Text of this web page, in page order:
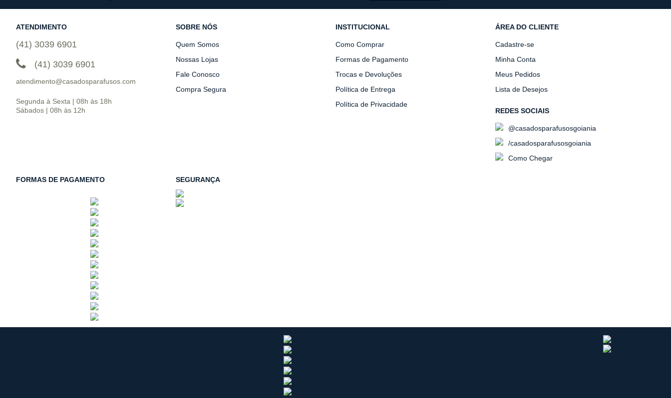
ATENDIMENTO
(41) 3039 6901
(41) 3039 6901
atendimento@casadosparafusos.com
Segunda à Sexta | 08h às 18h
Sábados | 08h às 12h
SOBRE NÓS
Quem Somos
Nossas Lojas
Fale Conosco
Compra Segura
INSTITUCIONAL
Como Comprar
Formas de Pagamento
Trocas e Devoluções
Política de Entrega
Política de Privacidade
ÁREA DO CLIENTE
Cadastre-se
Minha Conta
Meus Pedidos
Lista de Desejos
REDES SOCIAIS
@casadosparafusosgoiania
/casadosparafusosgoiania
Como Chegar
FORMAS DE PAGAMENTO SEGURANÇA